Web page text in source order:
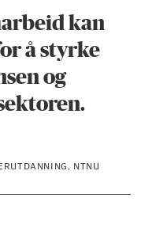
kan
å styrke
og
NTNU